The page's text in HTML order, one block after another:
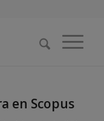
en Scopus